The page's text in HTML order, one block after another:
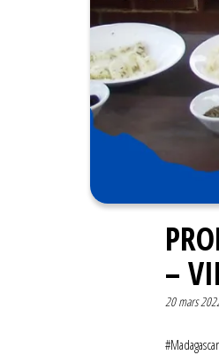
–
20 mars